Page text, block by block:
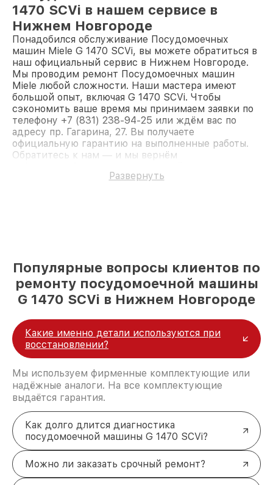
1470 SCVi в нашем сервисе в
Нижнем Новгороде
Понадобился обслуживание Посудомоечных
машин Miele G 1470 SCVi, вы можете обратиться в
наш официальный сервис в Нижнем Новгороде.
Мы проводим ремонт Посудомоечных машин
Miele любой сложности. Наши мастера имеют
большой опыт, включая G 1470 SCVi. Чтобы
сэкономить ваше время мы принимаем заявки по
телефону +7 (831) 238-94-25 или ждём вас по
адресу пр. Гагарина, 27. Вы получаете
официальную гарантию на выполненные работы.
Обратитесь к нам — и мы вернём
Развернуть
Популярные вопросы клиентов по
ремонту посудомоечной машины
G 1470 SCVi в Нижнем Новгороде
Какие именно детали используются при
восстановлении?
Мы используем фирменные комплектующие или
надёжные аналоги. На все комплектующие
выдаётся гарантия.
Как долго длится диагностика
посудомоечной машины G 1470 SCVi?
Можно ли заказать срочный ремонт?